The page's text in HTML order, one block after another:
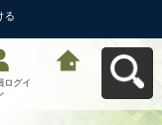
る
ログイ